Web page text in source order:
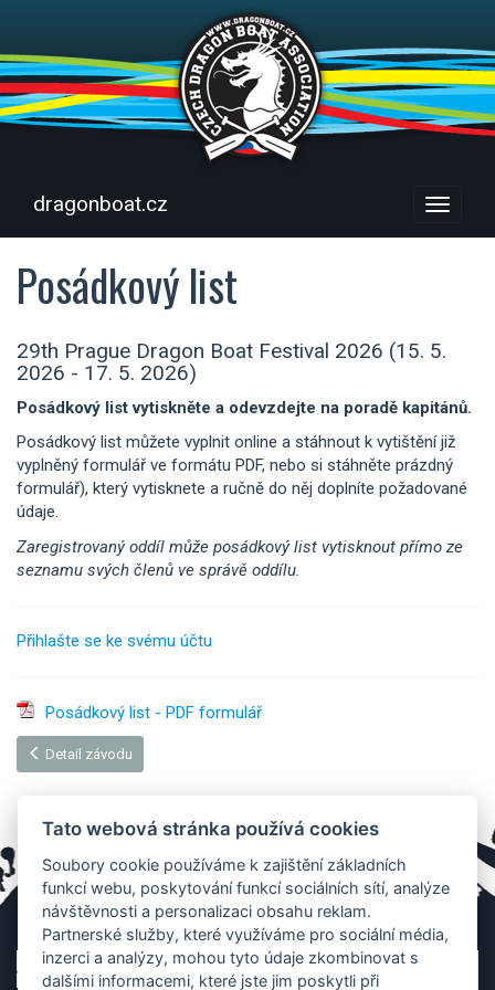
Menu
dragonboat.cz
Posádkový list
29th Prague Dragon Boat Festival 2026 (15. 5.
2026 - 17. 5. 2026)
Posádkový list vytiskněte a odevzdejte na poradě kapitánů.
Posádkový list můžete vyplnit online a stáhnout k vytištění již
vyplněný formulář ve formátu PDF, nebo si stáhněte prázdný
formulář), který vytisknete a ručně do něj doplníte požadované
údaje.
Zaregistrovaný oddíl může posádkový list vytisknout přímo ze
seznamu svých členů ve správě oddílu.
Přihlašte se ke svému účtu
Posádkový list - PDF formulář
Detail závodu
Tato webová stránka používá cookies
Soubory cookie používáme k zajištění základních
funkcí webu, poskytování funkcí sociálních sítí, analýze
návštěvnosti a personalizaci obsahu reklam.
Partnerské služby, které využíváme pro sociální média,
inzerci a analýzy, mohou tyto údaje zkombinovat s
dalšími informacemi, které jste jim poskytli při